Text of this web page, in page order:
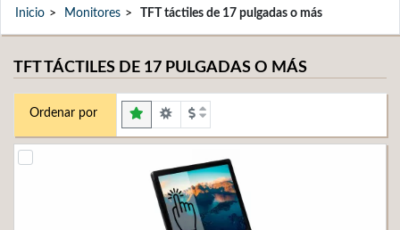
Inicio Monitores TFT táctiles de 17 pulgadas o más
TFT TÁCTILES DE 17 PULGADAS O MÁS
Ordenar por